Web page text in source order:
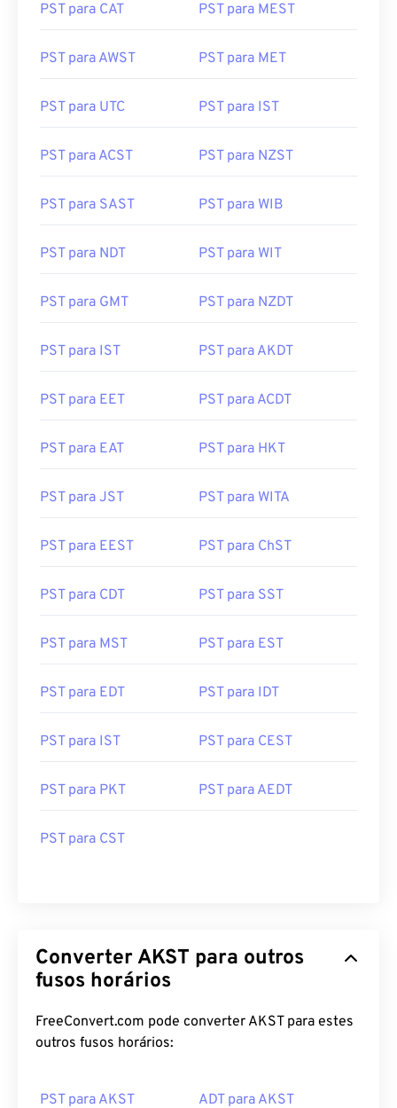
PST para CAT PST para MEST
PST para AWST PST para MET
PST para UTC PST para IST
PST para ACST PST para NZST
PST para SAST PST para WIB
PST para NDT PST para WIT
PST para GMT PST para NZDT
PST para IST PST para AKDT
PST para EET PST para ACDT
PST para EAT PST para HKT
PST para JST PST para WITA
PST para EEST PST para ChST
PST para CDT PST para SST
PST para MST PST para EST
PST para EDT PST para IDT
PST para IST PST para CEST
PST para PKT PST para AEDT
PST para CST
Converter AKST para outros
fusos horários
FreeConvert.com pode converter AKST para estes
outros fusos horários:
PST para AKST ADT para AKST